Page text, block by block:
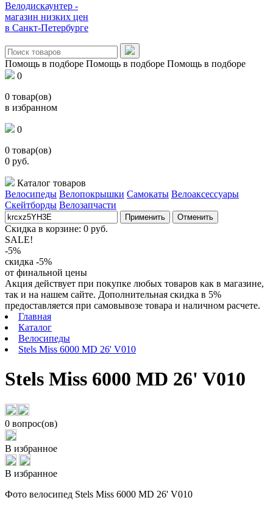
Велодискаунтер -
магазин низких цен
в Санкт-Петербурге
Помощь в подборе Помощь в подборе Помощь в подборе
0
0 товар(ов)
в избранном
0
0 товар(ов)
0 руб.
Каталог товаров
Велосипеды Велопокрышки Самокаты Велоаксессуары
Скейтборды Велозапчасти
Применить Отменить
Скидка в корзине: 0 руб.
SALE!
-5%
скидка -5%
от финальной цены
Акция действует при покупке любых товаров как в магазине,
так и на нашем сайте. Дополнительная скидка в 5%
предоставляется при самовывозе товара и наличном расчете.
Главная
Каталог
Велосипеды
Stels Miss 6000 MD 26' V010
Stels Miss 6000 MD 26' V010
0 вопрос(ов)
В избранное
В избранное
Фото велосипед Stels Miss 6000 MD 26' V010